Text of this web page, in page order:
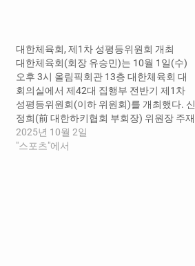
대한체육회, 제1차 성평등위원회 개최
대한체육회(회장 유승민)는 10월 1일(수)
오후 3시 올림픽회관 13층 대한체육회 대
회의실에서 제42대 집행부 전반기 제1차
성평등위원회(이하 위원회)를 개최했다. 신
정희(前 대한하키협회 부회장) 위원장 주재
로 열린 이날 회의에서는 ▲제42대 성평등
위원회 구성 보고 ▲성평등 정책 관련 주요
2025년 10월 2일
"스포츠"에서